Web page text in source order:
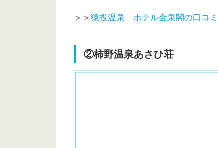
＞＞ 猿投温泉 ホテル金泉閣の口コミ
②柿野温泉あさひ荘